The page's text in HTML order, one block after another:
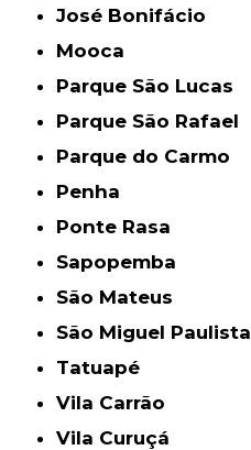
José Bonifácio
Mooca
Parque São Lucas
Parque São Rafael
Parque do Carmo
Penha
Ponte Rasa
Sapopemba
São Mateus
São Miguel Paulista
Tatuapé
Vila Carrão
Vila Curuçá